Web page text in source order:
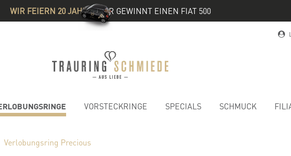
WIR FEIERN 20 JAHRE& IHR GEWINNT EINEN FIAT 500
VORSTECKRINGE SPECIALS SCHMUCK
Verlobungsring Precious